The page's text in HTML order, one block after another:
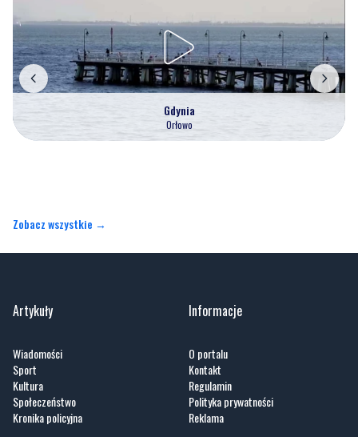
Gdynia
Orłowo
Zobacz wszystkie →
Artykuły
Wiadomości
Sport
Kultura
Społeczeństwo
Kronika policyjna
Informacje
O portalu
Kontakt
Regulamin
Polityka prywatności
Reklama